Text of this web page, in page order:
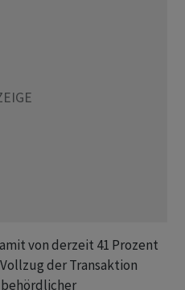
von derzeit 41 Prozent
der Transaktion